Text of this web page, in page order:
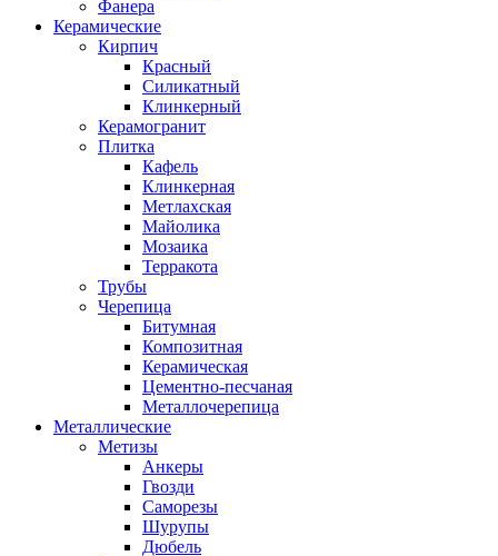
Фанера
Керамические
Кирпич
Красный
Силикатный
Клинкерный
Керамогранит
Плитка
Кафель
Клинкерная
Метлахская
Майолика
Мозаика
Терракота
Трубы
Черепица
Битумная
Композитная
Керамическая
Цементно-песчаная
Металлочерепица
Металлические
Метизы
Анкеры
Гвозди
Саморезы
Шурупы
Дюбель